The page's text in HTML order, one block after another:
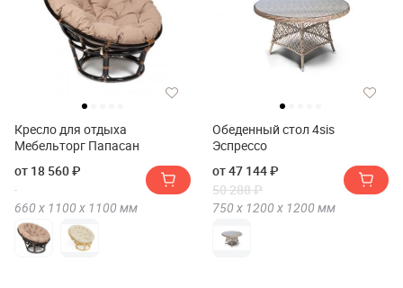
Кресло для отдыха
Мебельторг Папасан
от 18 560 ₽
660 х 1100 х 1100 мм
Обеденный стол 4sis
Эспрессо
от 47 144 ₽
50 288 ₽
750 х 1200 х 1200 мм